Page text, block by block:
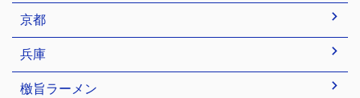
京都
兵庫
檄旨ラーメン